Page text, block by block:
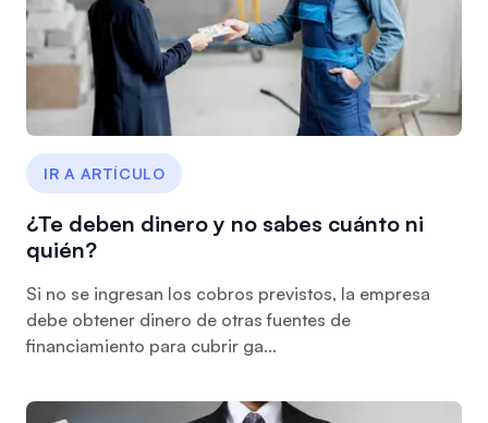
IR A ARTÍCULO
¿Te deben dinero y no sabes cuánto ni
quién?
Si no se ingresan los cobros previstos, la empresa
debe obtener dinero de otras fuentes de
financiamiento para cubrir ga...